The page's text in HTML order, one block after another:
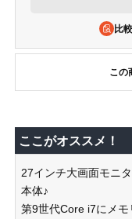
比
この
ここがオススメ！
27インチ大画面モニ
本体♪
第9世代Core i7にメ